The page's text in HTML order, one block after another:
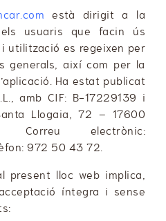
està dirigit a la
usuaris que facin ús
utilització es regeixen per
generals, així com per la
Ha estat publicat
amb CIF: B-17229139 i
Llogaia, 72 – 17600
Correu electrònic:
972 50 43 72.
present lloc web implica,
íntegra i sense